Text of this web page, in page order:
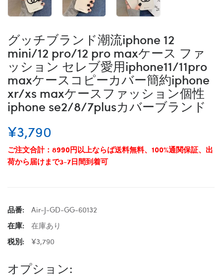
グッチブランド潮流iphone 12
mini/12 pro/12 pro maxケース ファ
ッション セレブ愛用iphone11/11pro
maxケースコピーカバー簡約iphone
xr/xs maxケースファッション個性
iphone se2/8/7plusカバーブランド
¥3,790
ご注文合計：8990円以上ならば送料無料、100%通関保証、出
荷から届けまで3-7日間到着可
品番:
Air-J-GD-GG-60132
在庫:
在庫あり
税別:
¥3,790
オプション: